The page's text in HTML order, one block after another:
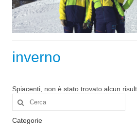
Il Comitato
Programma stagionale
Modulo iscrizioni uscita
Il buon sciatore – snowboarder
inverno
Spiacenti, non è stato trovato alcun
Cerca
per:
Categorie